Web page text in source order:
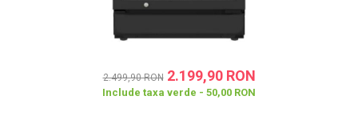
2.499,90 RON 2.199,90 RON
Include taxa verde - 50,00 RON